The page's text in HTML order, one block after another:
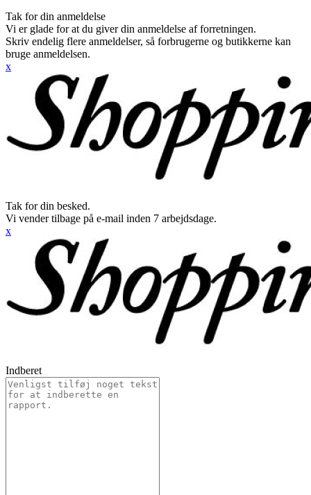
Tak for din anmeldelse
Vi er glade for at du giver din anmeldelse af forretningen.
Skriv endelig flere anmeldelser, så forbrugerne og butikkerne kan
bruge anmeldelsen.
x
Tak for din besked.
Vi vender tilbage på e-mail inden 7 arbejdsdage.
x
Indberet